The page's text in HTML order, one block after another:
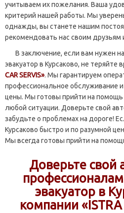
учитываем их пожелания. Ваша
критерий нашей работы. Мы
однажды, вы станете нашим
рекомендовать нас своим друзьям
В заключение, если вам нужен
эвакуатор в Курсаково, не теряйте
CAR SERVIS». Мы гарантируем
профессиональное обслуживание
цены. Мы готовы прийти на помощь
любой ситуации. Доверьте свой
забудьте о проблемах на дороге!
Курсаково быстро и по разумной
Мы всегда готовы прийти на
Доверьте свой
эвакуатор в
компании «ISTRA